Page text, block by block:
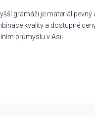
gramáži je materiál pevný
kvality a dostupné
průmyslu v Asii.